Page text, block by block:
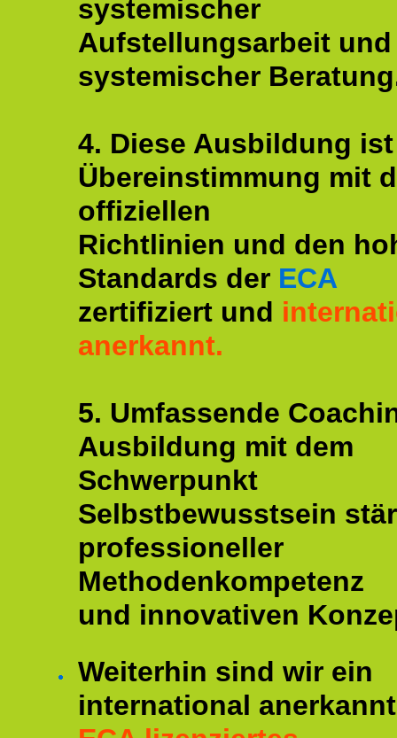
systemischer
Aufstellungsarbeit und
systemischer
4. Diese Ausbildung
Übereinstimmung mit
offiziellen
Richtlinien und den
Standards der ECA
zertifiziert und
anerkannt.
5. Umfassende
Ausbildung mit dem
Schwerpunkt
Selbstbewusstsein
professioneller
Methodenkompetenz
und innovativen
Weiterhin sind wir ein
international